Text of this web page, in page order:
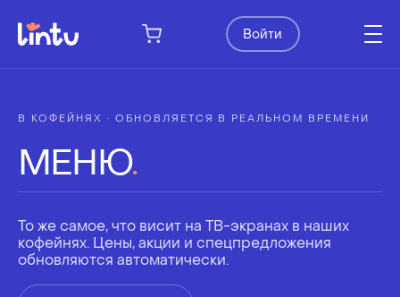
Войти
В КОФЕЙНЯХ · ОБНОВЛЯЕТСЯ В РЕАЛЬНОМ ВРЕМЕНИ
МЕНЮ.
То же самое, что висит на ТВ-экранах в наших
кофейнях. Цены, акции и спецпредложения
обновляются автоматически.